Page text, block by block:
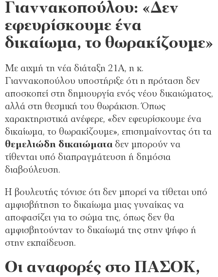
Γιαννακοπούλου: «Δεν
εφευρίσκουμε ένα
δικαίωμα, το θωρακίζουμε»
Με αιχμή τη νέα διάταξη 21Α, η κ.
Γιαννακοπούλου υποστήριξε ότι η πρόταση δεν
αποσκοπεί στη δημιουργία ενός νέου δικαιώματος,
αλλά στη θεσμική του θωράκιση. Όπως
χαρακτηριστικά ανέφερε, «δεν εφευρίσκουμε ένα
δικαίωμα, το θωρακίζουμε», επισημαίνοντας ότι τα
θεμελιώδη δικαιώματα δεν μπορούν να
τίθενται υπό διαπραγμάτευση ή δημόσια
διαβούλευση.
Η βουλευτής τόνισε ότι δεν μπορεί να τίθεται υπό
αμφισβήτηση το δικαίωμα μιας γυναίκας να
αποφασίζει για το σώμα της, όπως δεν θα
αμφισβητούνταν το δικαίωμά της στην ψήφο ή
στην εκπαίδευση.
Οι αναφορές στο ΠΑΣΟΚ,